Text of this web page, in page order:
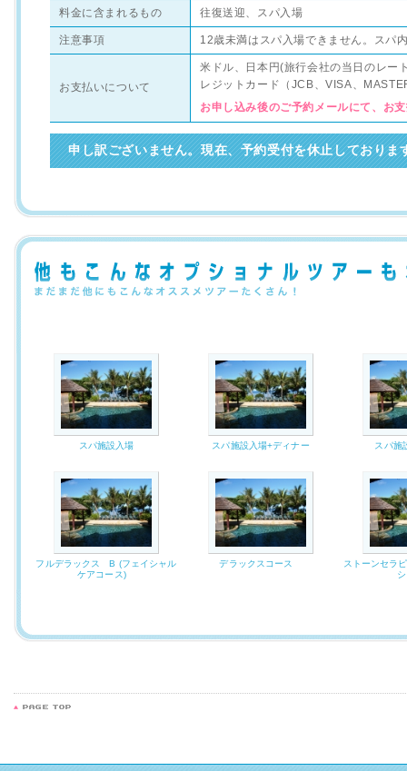
料金に含まれるもの 往復送迎、スパ入場
注意事項 12歳未満はスパ入場できません。スパ
お支払いについて
米ドル、日本円(旅行会社の当日のレー
レジットカード（JCB、VISA、
お申し込み後のご予約メールにて、お
申し訳ございません。現在、予約受付を休止しておりま
スパ施設入場 スパ施設入場+ディナー スパ施
フルデラックス B (フェイシャル
ケアコース)
デラックスコース
ストーンセラ